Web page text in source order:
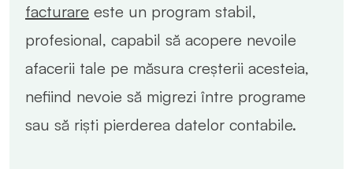
facturare este un program stabil,
profesional, capabil să acopere nevoile
afacerii tale pe măsura creșterii acesteia,
nefiind nevoie să migrezi între programe
sau să riști pierderea datelor contabile.